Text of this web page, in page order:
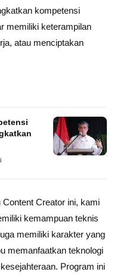
kompetensi
memiliki keterampilan
atau menciptakan
Content Creator ini, kami
kemampuan teknis
memiliki karakter yang
memanfaatkan teknologi
Program ini